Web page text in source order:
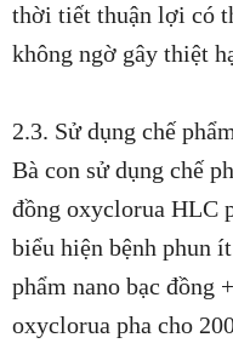
thời tiết thuận lợi có
không ngờ gây thiệt
2.3. Sử dụng chế
Bà con sử dụng chế
đồng oxyclorua HLC
biểu hiện bệnh phun
phẩm nano bạc đồng
oxyclorua pha cho